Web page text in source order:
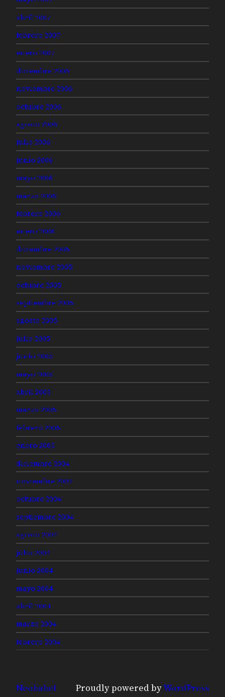
abril 2007
febrero 2007
enero 2007
diciembre 2006
noviembre 2006
octubre 2006
agosto 2006
julio 2006
junio 2006
mayo 2006
marzo 2006
febrero 2006
enero 2006
diciembre 2005
noviembre 2005
octubre 2005
septiembre 2005
agosto 2005
julio 2005
junio 2005
mayo 2005
abril 2005
marzo 2005
febrero 2005
enero 2005
diciembre 2004
noviembre 2004
octubre 2004
septiembre 2004
agosto 2004
julio 2004
junio 2004
mayo 2004
abril 2004
marzo 2004
febrero 2004
Neobabel Proudly powered byWordPress